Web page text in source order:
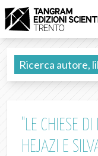
"LE CHIESE
HEJAZI E